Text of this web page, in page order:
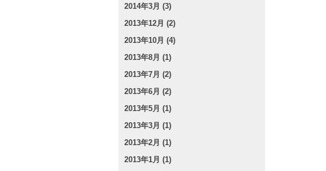
2014年3月 (3)
2013年12月 (2)
2013年10月 (4)
2013年8月 (1)
2013年7月 (2)
2013年6月 (2)
2013年5月 (1)
2013年3月 (1)
2013年2月 (1)
2013年1月 (1)